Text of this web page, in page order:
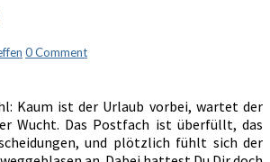
Comments
0 Comment
Kaum ist der Urlaub vorbei, wartet der
Wucht. Das Postfach ist überfüllt, das
und plötzlich fühlt sich der